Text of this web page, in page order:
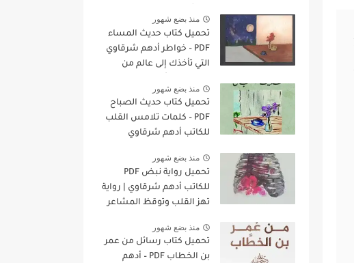
منذ بضع شهور
تحميل كتاب حديث المساء
PDF – خواطر أدهم شرقاوي
التي تأخذك إلى عالم من
منذ بضع شهور
تحميل كتاب حديث الصباح
PDF – كلمات تلامس القلب
للكاتب أدهم شرقاوي
منذ بضع شهور
تحميل رواية نبض PDF
للكاتب أدهم شرقاوي | رواية
تهز القلب وتوقظ المشاعر
منذ بضع شهور
تحميل كتاب رسائل من عمر
بن الخطاب PDF – أدهم